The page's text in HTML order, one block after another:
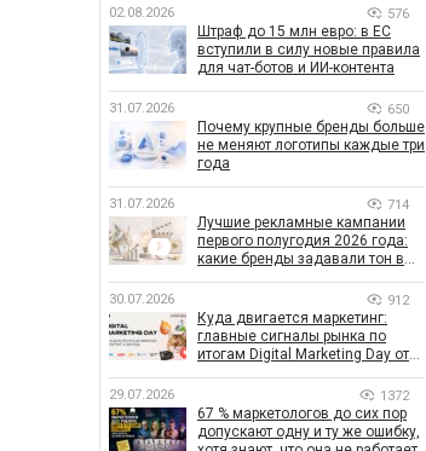
02.08.2026 576
Штраф до 15 млн евро: в ЕС
вступили в силу новые правила
для чат-ботов и ИИ-контента
31.07.2026 650
Почему крупные бренды больше
не меняют логотипы каждые три
года
31.07.2026 714
Лучшие рекламные кампании
первого полугодия 2026 года:
какие бренды задавали тон в
30.07.2026 912
Куда двигается маркетинг:
главные сигналы рынка по
итогам Digital Marketing Day от
29.07.2026 1372
67 % маркетологов до сих пор
допускают одну и ту же ошибку,